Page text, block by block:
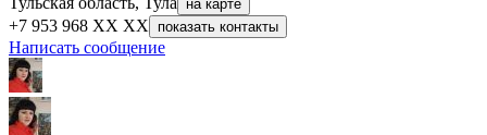
на карте
+7 953 968 XX XX показать контакты
Написать сообщение